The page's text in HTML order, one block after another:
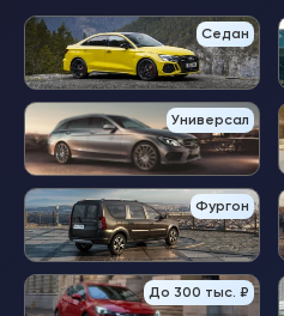
Седан
Универсал
Фургон
До 300 тыс. ₽